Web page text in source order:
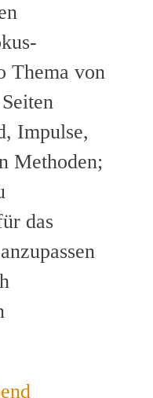
Thema von
Impulse,
Methoden;
das